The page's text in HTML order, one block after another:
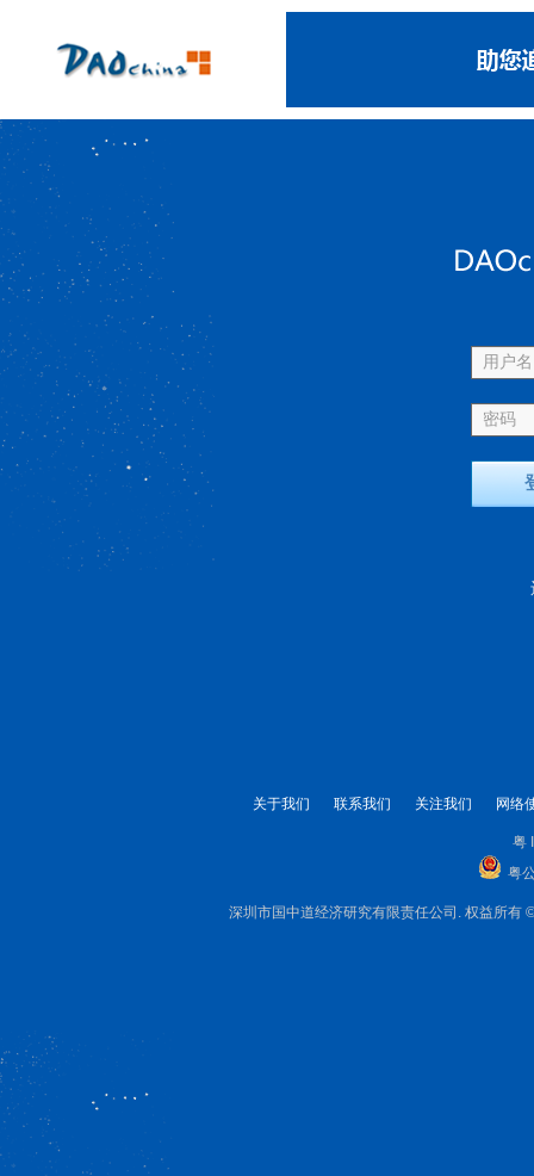
用户
密码
关于我们 联系我们 关注我们 网络
粤
粤
深圳市国中道经济研究有限责任公司. 权益所